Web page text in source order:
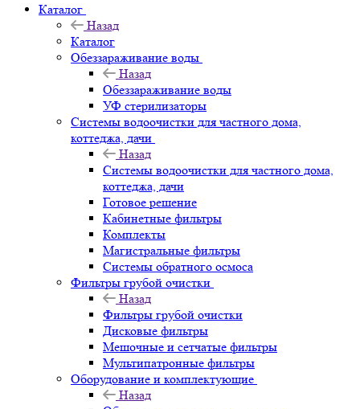
Каталог
Назад
Каталог
Обеззараживание воды
Назад
Обеззараживание воды
УФ стерилизаторы
Системы водоочистки для частного дома,
коттеджа, дачи
Назад
Системы водоочистки для частного дома,
коттеджа, дачи
Готовое решение
Кабинетные фильтры
Комплекты
Магистральные фильтры
Системы обратного осмоса
Фильтры грубой очистки
Назад
Фильтры грубой очистки
Дисковые фильтры
Мешочные и сетчатые фильтры
Мультипатронные фильтры
Оборудование и комплектующие
Назад